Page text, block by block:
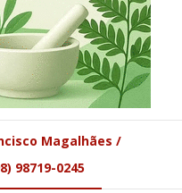
Magalhães /
98719-0245